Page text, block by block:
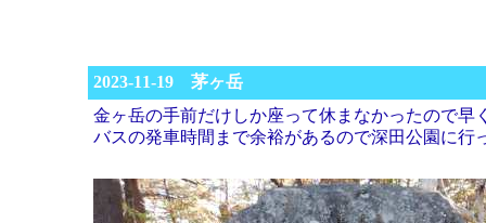
2023-11-19 茅ヶ岳
金ヶ岳の手前だけしか座って休まなかったので早
バスの発車時間まで余裕があるので深田公園に行